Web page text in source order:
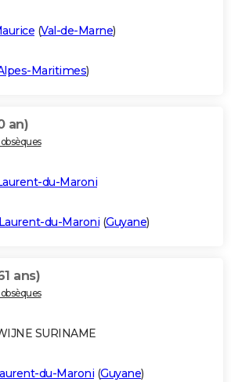
(Val-de-Marne)
Maritimes)
an)
du-Maroni
du-Maroni (Guyane)
ans)
SURINAME
du-Maroni (Guyane)